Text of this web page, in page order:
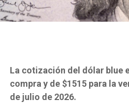
La cotización del dólar blue
compra y de $1515 para la
de julio de 2026.